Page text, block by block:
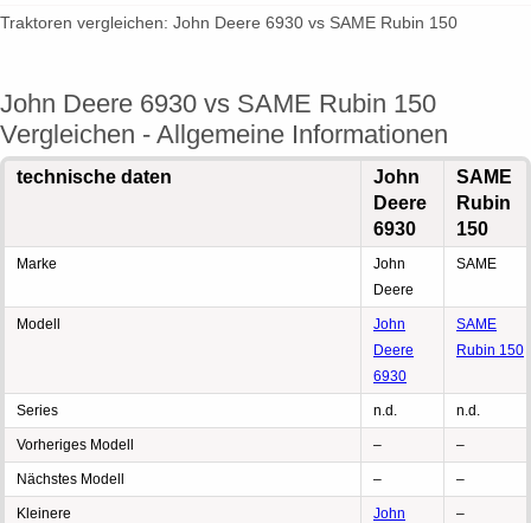
Traktoren vergleichen: John Deere 6930 vs SAME Rubin 150
John Deere 6930 vs SAME Rubin 150
Vergleichen - Allgemeine Informationen
technische daten
John
Deere
6930
SAME
Rubin
150
Marke
John
Deere
SAME
Modell
John
Deere
6930
SAME
Rubin 150
Series n.d. n.d.
Vorheriges Modell – –
Nächstes Modell – –
Kleinere
John
–